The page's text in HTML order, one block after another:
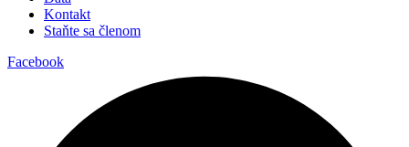
Kontakt
Staňte sa členom
Facebook